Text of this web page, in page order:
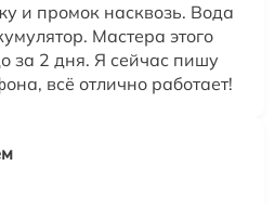
и промок насквозь. Вода
Мастера этого
за 2 дня. Я сейчас пишу
всё отлично работает!